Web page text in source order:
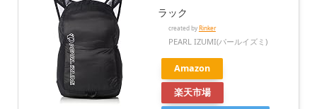
ラック
created byRinker
PEARL IZUMI(パールイズミ)
Amazon
楽天市場